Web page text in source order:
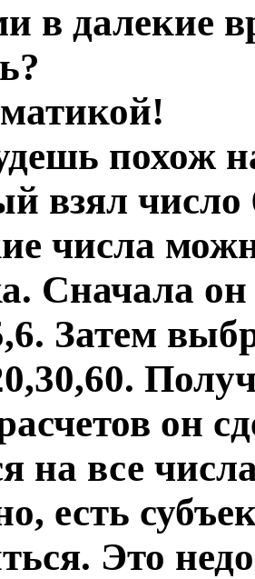
в далекие
похож
взял
числа
Сначала
Затем
он
на все
есть
Это